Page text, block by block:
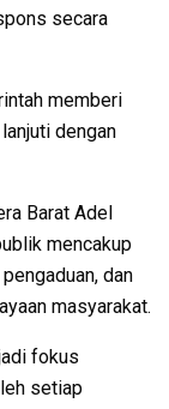
secara
memberi
dengan
Barat Adel
mencakup
dan
masyarakat.
fokus
setiap